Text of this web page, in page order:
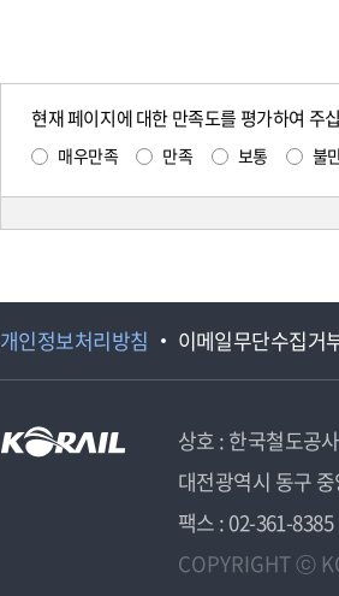
현재 페이지에 대한 만족도를 평가하여 주
매우만족 만족 보통 불
개인정보처리방침 이메일무단수집거
상호 : 한국철도공사
대전광역시 동구
팩스 : 02-361-8385
COPYRIGHT ⓒ